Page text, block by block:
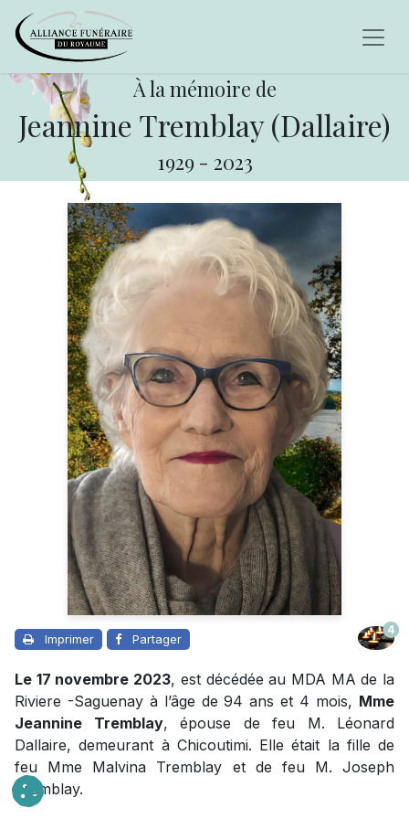
À la mémoire de
Jeannine Tremblay (Dallaire)
1929 - 2023
Imprimer Partager
4
Le 17 novembre 2023, est décédée au MDA MA de la
Riviere -Saguenay à l’âge de 94 ans et 4 mois, Mme
Jeannine Tremblay, épouse de feu M. Léonard
Dallaire, demeurant à Chicoutimi. Elle était la fille de
feu Mme Malvina Tremblay et de feu M. Joseph
Tremblay.